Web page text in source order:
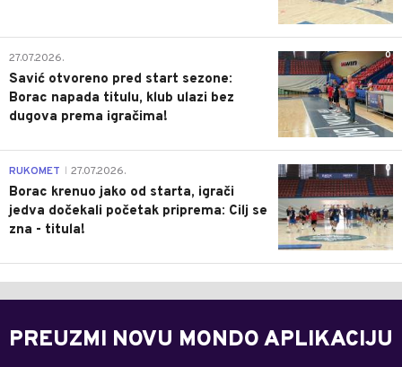
0
27.07.2026.
Savić otvoreno pred start sezone:
Borac napada titulu, klub ulazi bez
dugova prema igračima!
0
RUKOMET 27.07.2026.
Borac krenuo jako od starta, igrači
jedva dočekali početak priprema: Cilj se
zna - titula!
PREUZMI NOVU MONDO APLIKACIJU